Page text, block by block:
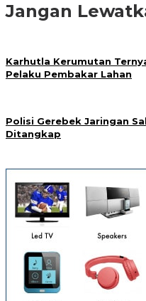
Jangan
Karhutla Kerumutan
Pelaku Pembakar Lahan
Polisi Gerebek Jaringan
Ditangkap